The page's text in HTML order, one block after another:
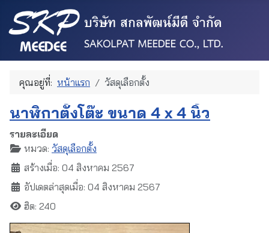
คุณอยู่ที่: หน้าแรก วัสดุเลือกตั้ง
นาฬิกาตั้งโต๊ะ ขนาด 4 x 4 นิ้ว
รายละเอียด
หมวด: วัสดุเลือกตั้ง
สร้างเมื่อ: 04 สิงหาคม 2567
อัปเดตล่าสุดเมื่อ: 04 สิงหาคม 2567
ฮิต: 240